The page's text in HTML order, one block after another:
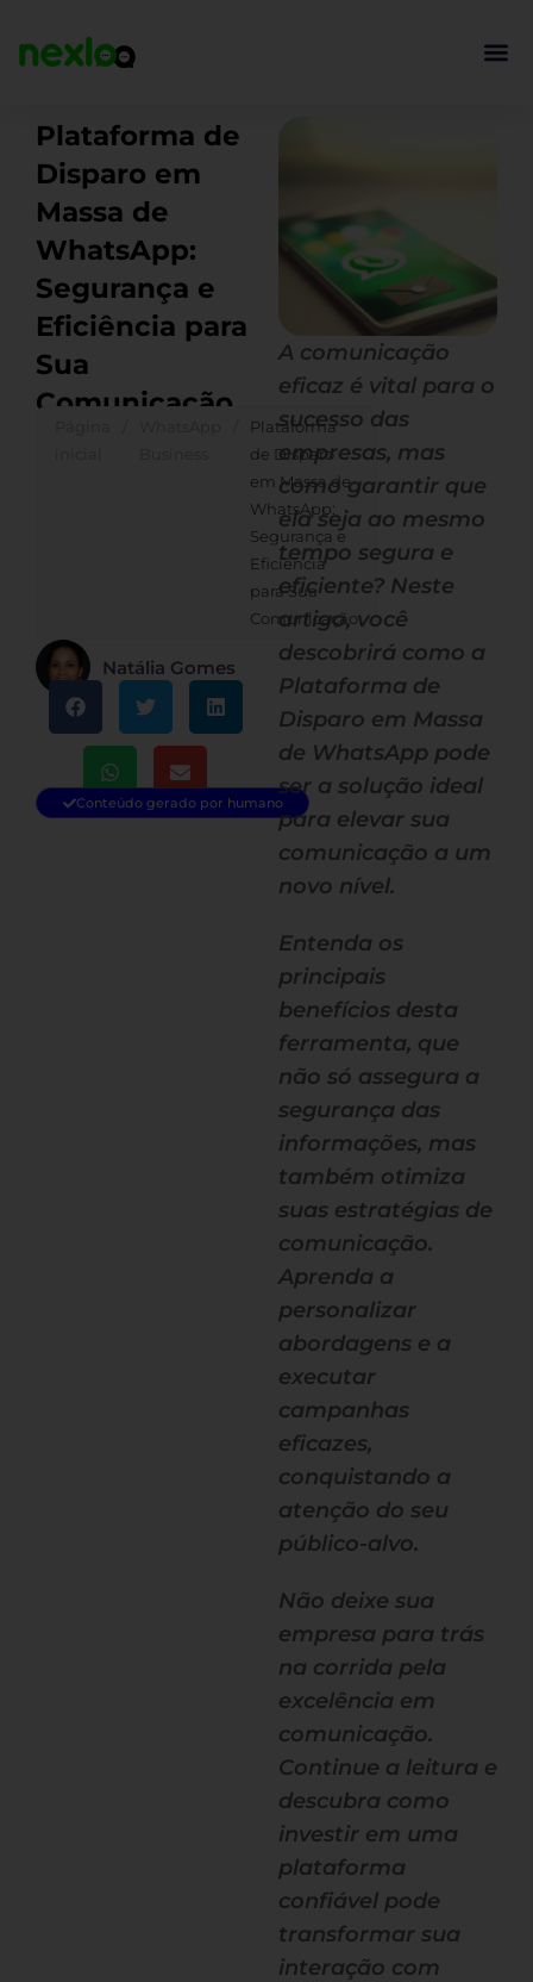
para
Plataforma de
Disparo em
Massa de
WhatsApp:
Segurança e
Eficiência para
Sua
Comunicação
Plataforma
de Disparo
em Massa de
WhatsApp:
Segurança e
Eficiência
para Sua
Comunicação
Natália Gomes
Conteúdo gerado por humano
A comunicação
eficaz é vital para o
sucesso das
empresas, mas
como garantir que
ela seja ao mesmo
tempo segura e
eficiente? Neste
artigo, você
descobrirá como a
Plataforma de
Disparo em Massa
de WhatsApp pode
ser a solução ideal
para elevar sua
comunicação a um
novo nível.
Entenda os
principais
benefícios desta
ferramenta, que
não só assegura a
segurança das
informações, mas
também otimiza
suas estratégias de
comunicação.
Aprenda a
personalizar
abordagens e a
executar
campanhas
eficazes,
conquistando a
atenção do seu
público-alvo.
Não deixe sua
empresa para trás
na corrida pela
excelência em
comunicação.
Continue a leitura e
descubra como
investir em uma
plataforma
confiável pode
transformar sua
interação com